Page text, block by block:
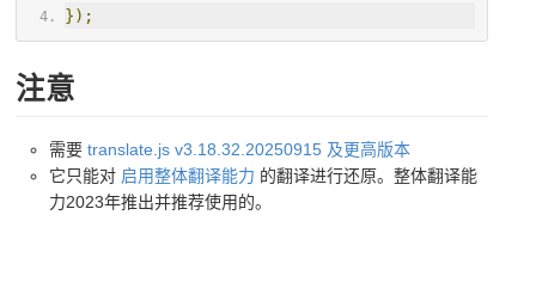
});
注意
需要translate.js v3.18.32.20250915 及更高版本
它只能对 启用整体翻译能力 的翻译进行还原。整体翻译能
力2023年推出并推荐使用的。